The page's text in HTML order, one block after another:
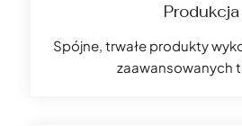
Produkcja
Spójne, trwałe produkty
zaawansowanych